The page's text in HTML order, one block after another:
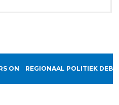
ONDERNEMERSPRIJS
REGIONAAL POLITIEK